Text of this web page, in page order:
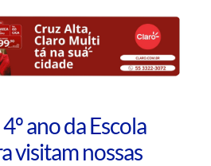
ano da Escola
visitam nossas